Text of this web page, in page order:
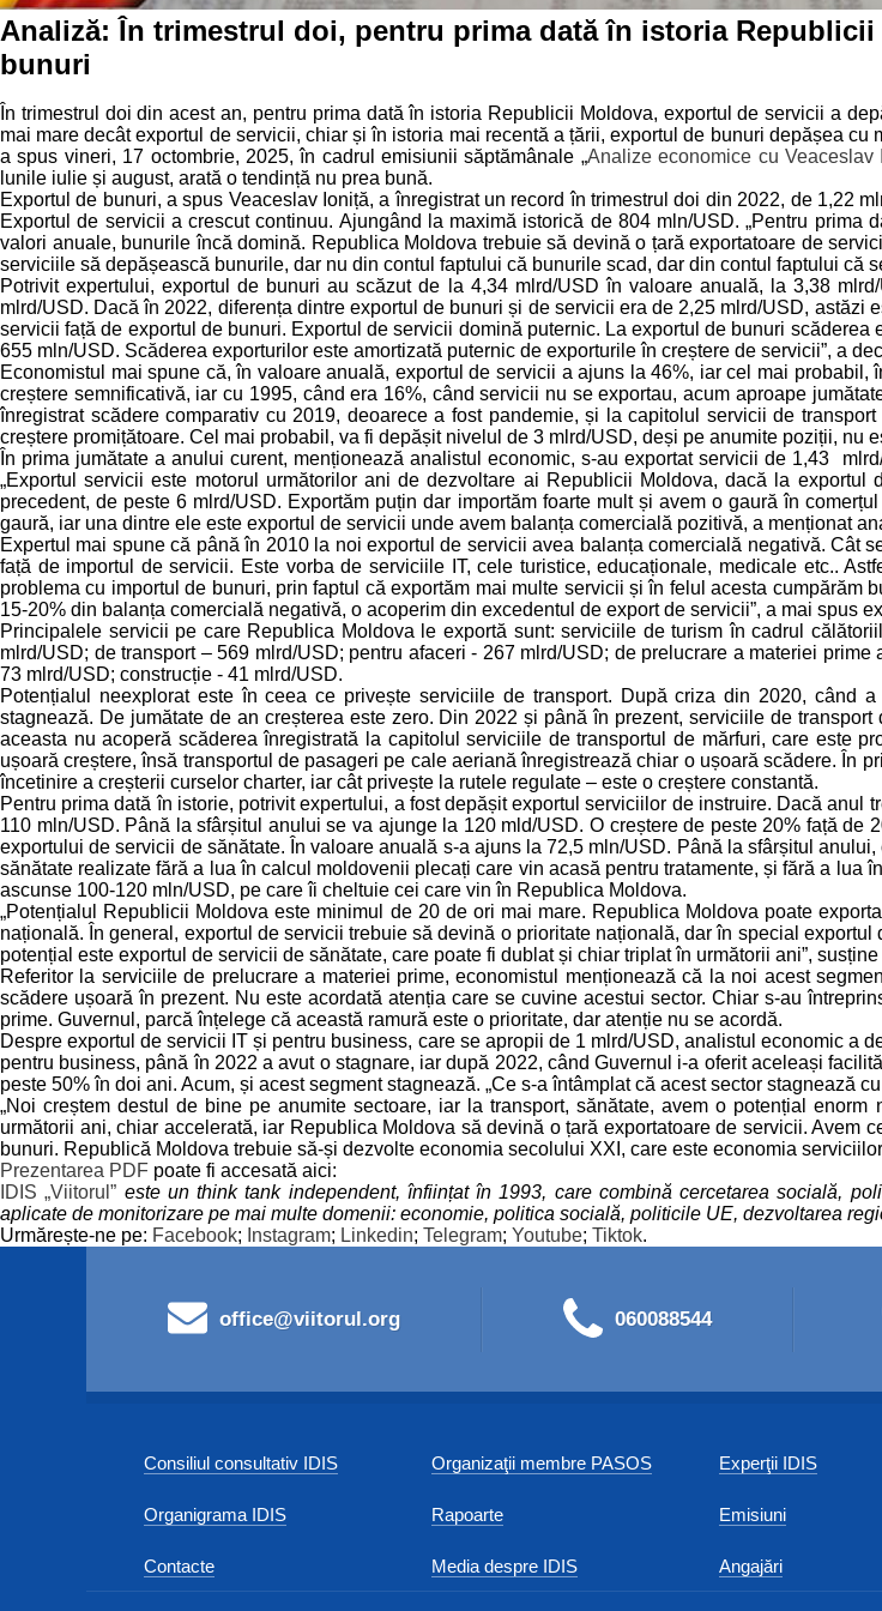
Analiză: În trimestrul doi, pentru prima dată în istoria
bunuri
În trimestrul doi din acest an, pentru prima dată în istoria Republicii Moldova, exportul de servicii a
mai mare decât exportul de servicii, chiar și în istoria mai recentă a țării, exportul de bunuri depășea
a spus vineri, 17 octombrie, 2025, în cadrul emisiunii săptămânale „Analize economice cu Veaceslav
lunile iulie și august, arată o tendință nu prea bună.
Exportul de bunuri, a spus Veaceslav Ioniță, a înregistrat un record în trimestrul doi din 2022, de 1,22
Exportul de servicii a crescut continuu. Ajungând la maximă istorică de 804 mln/USD. „Pentru
valori anuale, bunurile încă domină. Republica Moldova trebuie să devină o țară exportatoare de
serviciile să depășească bunurile, dar nu din contul faptului că bunurile scad, dar din contul faptului că
Potrivit expertului, exportul de bunuri au scăzut de la 4,34 mlrd/USD în valoare anuală, la 3,38
mlrd/USD. Dacă în 2022, diferența dintre exportul de bunuri și de servicii era de 2,25 mlrd/USD,
servicii față de exportul de bunuri. Exportul de servicii domină puternic. La exportul de bunuri
655 mln/USD. Scăderea exporturilor este amortizată puternic de exporturile în creștere de servicii”, a
Economistul mai spune că, în valoare anuală, exportul de servicii a ajuns la 46%, iar cel mai
creștere semnificativă, iar cu 1995, când era 16%, când servicii nu se exportau, acum aproape
înregistrat scădere comparativ cu 2019, deoarece a fost pandemie, și la capitolul servicii de
creștere promițătoare. Cel mai probabil, va fi depășit nivelul de 3 mlrd/USD, deși pe anumite poziții, nu
În prima jumătate a anului curent, menționează analistul economic, s-au exportat servicii de 1,43
„Exportul servicii este motorul următorilor ani de dezvoltare ai Republicii Moldova, dacă la
precedent, de peste 6 mlrd/USD. Exportăm puțin dar importăm foarte mult și avem o gaură în
gaură, iar una dintre ele este exportul de servicii unde avem balanța comercială pozitivă, a menționat
Expertul mai spune că până în 2010 la noi exportul de servicii avea balanța comercială negativă. Cât
față de importul de servicii. Este vorba de serviciile IT, cele turistice, educaționale, medicale etc..
problema cu importul de bunuri, prin faptul că exportăm mai multe servicii și în felul acesta
15-20% din balanța comercială negativă, o acoperim din excedentul de export de servicii”, a mai spus
Principalele servicii pe care Republica Moldova le exportă sunt: serviciile de turism în cadrul
mlrd/USD; de transport – 569 mlrd/USD; pentru afaceri - 267 mlrd/USD; de prelucrare a materiei
73 mlrd/USD; construcție - 41 mlrd/USD.
Potențialul neexplorat este în ceea ce privește serviciile de transport. După criza din 2020, când
stagnează. De jumătate de an creșterea este zero. Din 2022 și până în prezent, serviciile de
aceasta nu acoperă scăderea înregistrată la capitolul serviciile de transportul de mărfuri, care este
ușoară creștere, însă transportul de pasageri pe cale aeriană înregistrează chiar o ușoară scădere. În
încetinire a creșterii curselor charter, iar cât privește la rutele regulate – este o creștere constantă.
Pentru prima dată în istorie, potrivit expertului, a fost depășit exportul serviciilor de instruire. Dacă
110 mln/USD. Până la sfârșitul anului se va ajunge la 120 mld/USD. O creștere de peste 20% față
exportului de servicii de sănătate. În valoare anuală s-a ajuns la 72,5 mln/USD. Până la sfârșitul
sănătate realizate fără a lua în calcul moldovenii plecați care vin acasă pentru tratamente, și fără a
ascunse 100-120 mln/USD, pe care îi cheltuie cei care vin în Republica Moldova.
„Potențialul Republicii Moldova este minimul de 20 de ori mai mare. Republica Moldova poate
națională. În general, exportul de servicii trebuie să devină o prioritate națională, dar în special
potențial este exportul de servicii de sănătate, care poate fi dublat și chiar triplat în următorii ani”,
Referitor la serviciile de prelucrare a materiei prime, economistul menționează că la noi acest
scădere ușoară în prezent. Nu este acordată atenția care se cuvine acestui sector. Chiar s-au
prime. Guvernul, parcă înțelege că această ramură este o prioritate, dar atenție nu se acordă.
Despre exportul de servicii IT și pentru business, care se apropii de 1 mlrd/USD, analistul economic a
pentru business, până în 2022 a avut o stagnare, iar după 2022, când Guvernul i-a oferit aceleași
peste 50% în doi ani. Acum, și acest segment stagnează. „Ce s-a întâmplat că acest sector stagnează
„Noi creștem destul de bine pe anumite sectoare, iar la transport, sănătate, avem o potențial
următorii ani, chiar accelerată, iar Republica Moldova să devină o țară exportatoare de servicii.
bunuri. Republică Moldova trebuie să-și dezvolte economia secolului XXI, care este economia
Prezentarea PDF poate fi accesată aici:
IDIS „Viitorul” este un think tank independent, înființat în 1993, care combină cercetarea socială,
aplicate de monitorizare pe mai multe domenii: economie, politica socială, politicile UE, dezvoltarea
Urmărește-ne pe: Facebook; Instagram; Linkedin; Telegram; Youtube; Tiktok.
office@viitorul.org 060088544
Consiliul consultativ IDIS
Organigrama IDIS
Contacte
Organizaţii membre PASOS
Rapoarte
Media despre IDIS
Experţii IDIS
Emisiuni
Angajări